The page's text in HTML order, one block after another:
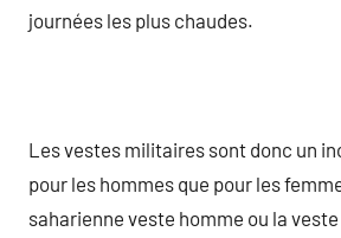
journées les plus chaudes.
Les vestes militaires sont donc un
pour les hommes que pour les
saharienne veste homme ou la